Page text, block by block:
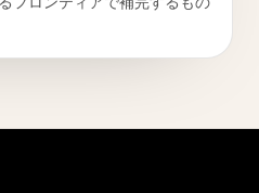
フロンティアで補完するもの